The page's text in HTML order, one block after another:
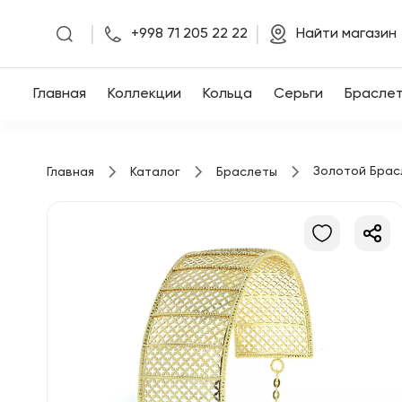
Главная
+998 71 205 22 22 Найти магазин
Главная Коллекции Кольца Серьги
Главная Каталог Браслеты Золотой